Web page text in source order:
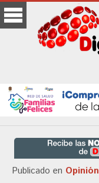
Publicado en Opinión